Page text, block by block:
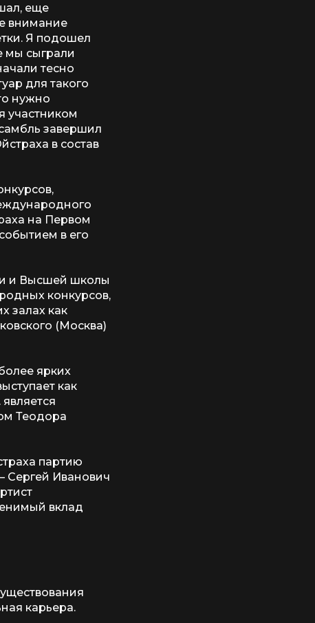
еще
внимание
Я подошел
мы сыграли
тесно
для такого
нужно
участником
завершил
в состав
на Первом
в его
и Высшей школы
конкурсов,
залах как
(Москва)
ярких
как
Теодора
партию
Сергей Иванович
вклад
карьера.